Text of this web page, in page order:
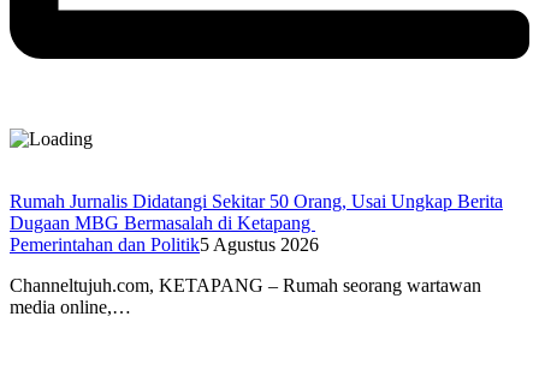
Rumah Jurnalis Didatangi Sekitar 50 Orang, Usai Ungkap Berita
Dugaan MBG Bermasalah di Ketapang
Pemerintahan dan Politik5 Agustus 2026
Channeltujuh.com, KETAPANG – Rumah seorang wartawan
media online,…